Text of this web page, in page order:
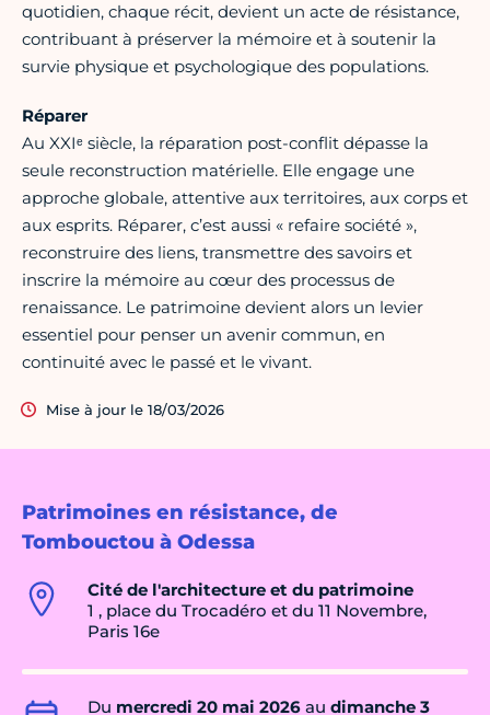
Patrimoines en résistance, de
Tombouctou à Odessa
Cité de l'architecture et du patrimoine
1 , place du Trocadéro et du 11 Novembre,
Paris 16e
Du mercredi 20 mai 2026 au dimanche 3
quotidien, chaque récit, devient un acte de résistance,
contribuant à préserver la mémoire et à soutenir la
survie physique et psychologique des populations.
Réparer
Au XXIᵉ siècle, la réparation post-conflit dépasse la
seule reconstruction matérielle. Elle engage une
approche globale, attentive aux territoires, aux corps et
aux esprits. Réparer, c’est aussi « refaire société »,
reconstruire des liens, transmettre des savoirs et
inscrire la mémoire au cœur des processus de
renaissance. Le patrimoine devient alors un levier
essentiel pour penser un avenir commun, en
continuité avec le passé et le vivant.
Mise à jour le 18/03/2026